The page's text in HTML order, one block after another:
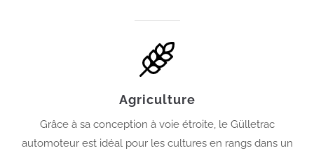
Agriculture
Grâce à sa conception à voie étroite, le Gülletrac
automoteur est idéal pour les cultures en rangs dans un